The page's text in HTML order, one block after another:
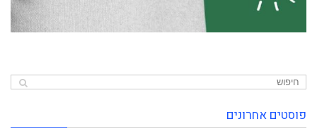
פוסטים אחרונים